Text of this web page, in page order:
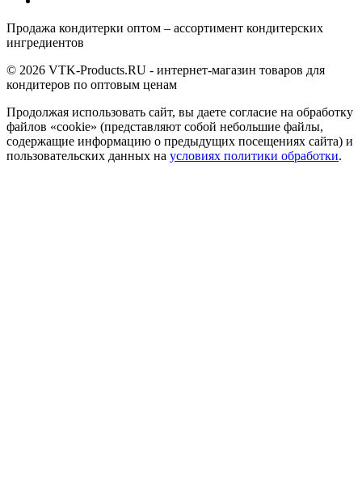
Продажа кондитерки оптом – ассортимент кондитерских
ингредиентов
© 2026 VTK-Products.RU - интернет-магазин товаров для
кондитеров по оптовым ценам
Продолжая использовать сайт, вы даете согласие на обработку
файлов «cookie» (представляют собой небольшие файлы,
содержащие информацию о предыдущих посещениях сайта) и
пользовательских данных на условиях политики обработки.